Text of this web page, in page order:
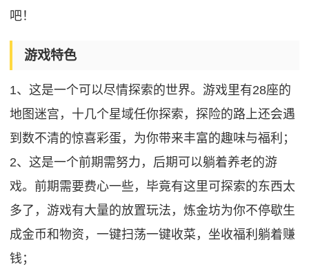
吧！
游戏特色
1、这是一个可以尽情探索的世界。游戏里有28座的
地图迷宫，十几个星域任你探索，探险的路上还会遇
到数不清的惊喜彩蛋，为你带来丰富的趣味与福利；
2、这是一个前期需努力，后期可以躺着养老的游
戏。前期需要费心一些，毕竟有这里可探索的东西太
多了，游戏有大量的放置玩法，炼金坊为你不停歇生
成金币和物资，一键扫荡一键收菜，坐收福利躺着赚
钱；